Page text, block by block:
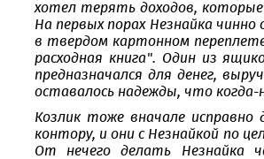
хотел терять доходов, которые
На первых порах Незнайка
в твердом картонном
расходная книга". Один из
предназначался для денег,
оставалось надежды, что когда-
Козлик тоже вначале исправно
контору, и они с Незнайкой по
От нечего делать Незнайка